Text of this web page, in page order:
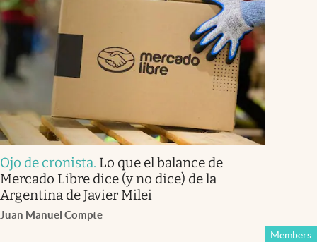
Ojo de cronista. Lo que el balance de
Mercado Libre dice (y no dice) de la
Argentina de Javier Milei
Juan Manuel Compte
Members